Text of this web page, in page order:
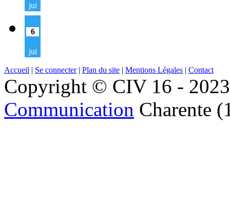
jui
6
jui
Accueil | Se connecter| Plan du site | Mentions Légales | Contact
Copyright © CIV 16 -
Communication Charente